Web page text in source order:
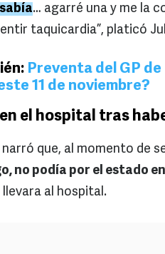
… agarré una y me la
taquicardia”, platicó
Preventa del GP
11 de noviembre?
el hospital tras
que, al momento de
no podía por el estado
llevara al hospital.